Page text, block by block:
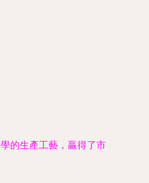
的生產工藝，贏得了市